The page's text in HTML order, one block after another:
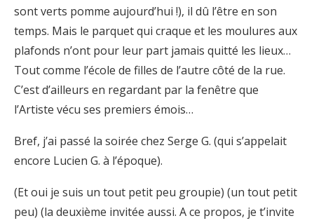
sont verts pomme aujourd’hui !), il dû l’être en son
temps. Mais le parquet qui craque et les moulures aux
plafonds n’ont pour leur part jamais quitté les lieux…
Tout comme l’école de filles de l’autre côté de la rue.
C’est d’ailleurs en regardant par la fenêtre que
l’Artiste vécu ses premiers émois…
Bref, j’ai passé la soirée chez Serge G. (qui s’appelait
encore Lucien G. à l’époque).
(Et oui je suis un tout petit peu groupie) (un tout petit
peu) (la deuxième invitée aussi. A ce propos, je t’invite